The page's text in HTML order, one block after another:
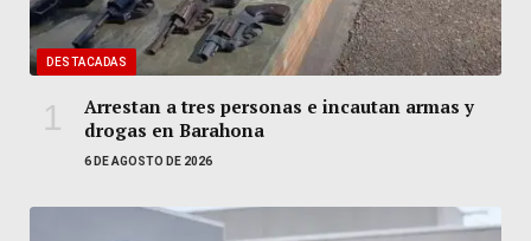
DESTACADAS
Arrestan a tres personas e incautan armas y
drogas en Barahona
6 DE AGOSTO DE 2026